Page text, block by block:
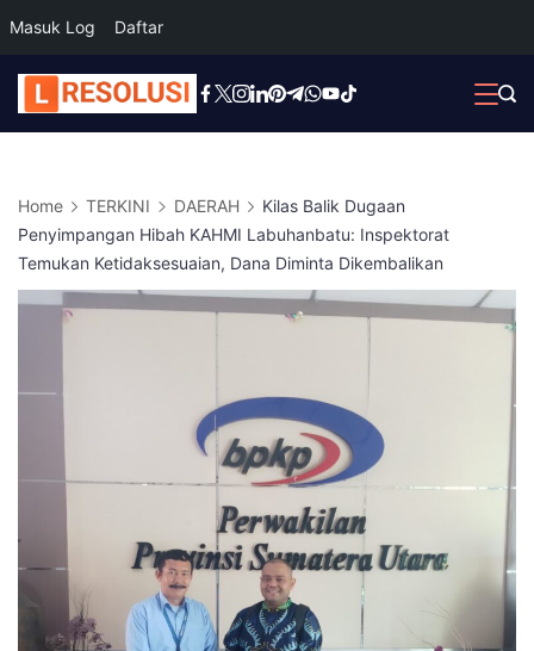
Masuk Log Daftar
Skip
to
Home TERKINI DAERAH
Kilas Balik Dugaan
Penyimpangan Hibah KAHMI Labuhanbatu: Inspektorat
Temukan Ketidaksesuaian, Dana Diminta Dikembalikan